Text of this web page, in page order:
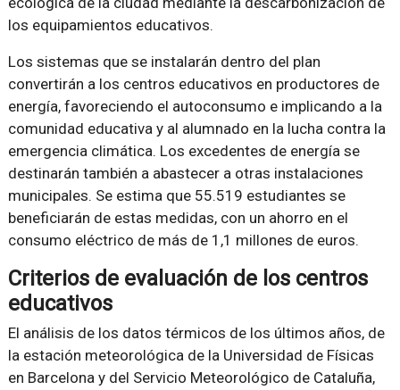
los equipamientos educativos.
Los sistemas que se instalarán dentro del plan
convertirán a los centros educativos en productores de
energía, favoreciendo el autoconsumo e implicando a la
comunidad educativa y al alumnado en la lucha contra la
emergencia climática. Los excedentes de energía se
destinarán también a abastecer a otras instalaciones
municipales. Se estima que 55.519 estudiantes se
beneficiarán de estas medidas, con un ahorro en el
consumo eléctrico de más de 1,1 millones de euros.
Criterios de evaluación de los centros
educativos
El análisis de los datos térmicos de los últimos años, de
la estación meteorológica de la Universidad de Físicas
en Barcelona y del Servicio Meteorológico de Cataluña,